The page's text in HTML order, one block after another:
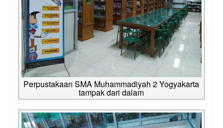
Perpustakaan SMA Muhammadiyah 2 Yogyakarta
tampak dari dalam